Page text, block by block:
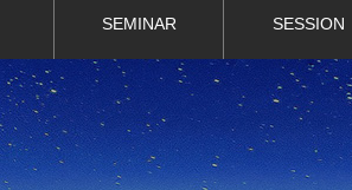
SEMINAR SESSION